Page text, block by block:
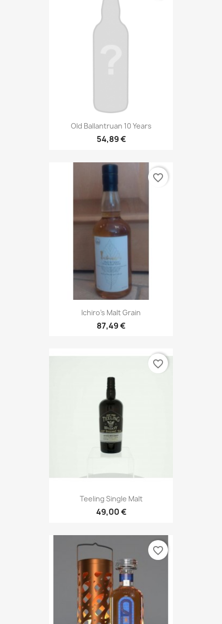
Old Ballantruan 10 Years
54,89 €
Ichiro's Malt Grain
87,49 €
favorite_border
Teeling Single Malt
49,00 €
favorite_border
favorite_border